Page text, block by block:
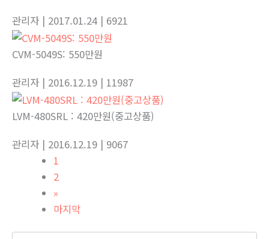
관리자 | 2017.01.24 | 6921
CVM-5049S: 550만원
관리자 | 2016.12.19 | 11987
LVM-480SRL : 420만원(중고상품)
관리자 | 2016.12.19 | 9067
1
2
»
마지막